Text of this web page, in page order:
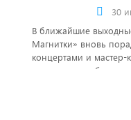
30
В ближайшие
Магнитки» вновь
концертами и мастер-
подготовили